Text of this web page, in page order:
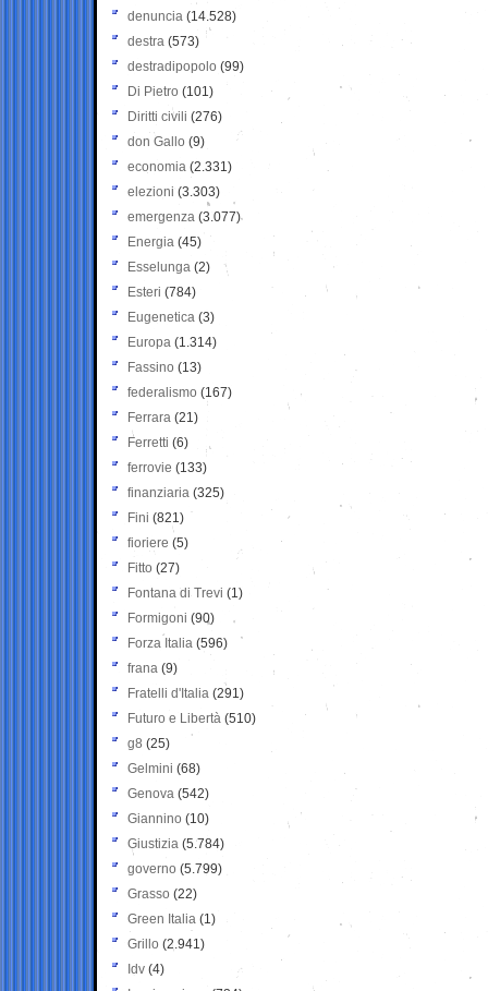
denuncia (14.528)
destra (573)
destradipopolo (99)
Di Pietro (101)
Diritti civili (276)
don Gallo (9)
economia (2.331)
elezioni (3.303)
emergenza (3.077)
Energia (45)
Esselunga (2)
Esteri (784)
Eugenetica (3)
Europa (1.314)
Fassino (13)
federalismo (167)
Ferrara (21)
Ferretti (6)
ferrovie (133)
finanziaria (325)
Fini (821)
fioriere (5)
Fitto (27)
Fontana di Trevi (1)
Formigoni (90)
Forza Italia (596)
frana (9)
Fratelli d'Italia (291)
Futuro e Libertà (510)
g8 (25)
Gelmini (68)
Genova (542)
Giannino (10)
Giustizia (5.784)
governo (5.799)
Grasso (22)
Green Italia (1)
Grillo (2.941)
Idv (4)